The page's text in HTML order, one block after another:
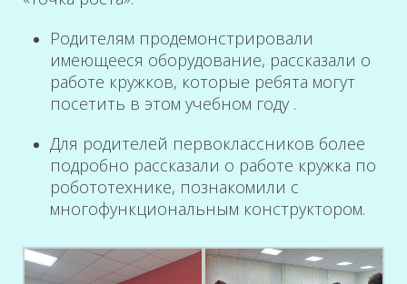
Родителям продемонстрировали
имеющееся оборудование, рассказали о
работе кружков, которые ребята могут
посетить в этом учебном году .
Для родителей первоклассников более
подробно рассказали о работе кружка по
робототехнике, познакомили с
многофункциональным конструктором.